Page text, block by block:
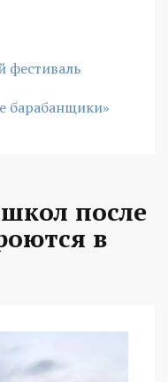
барабанщики»
после
в